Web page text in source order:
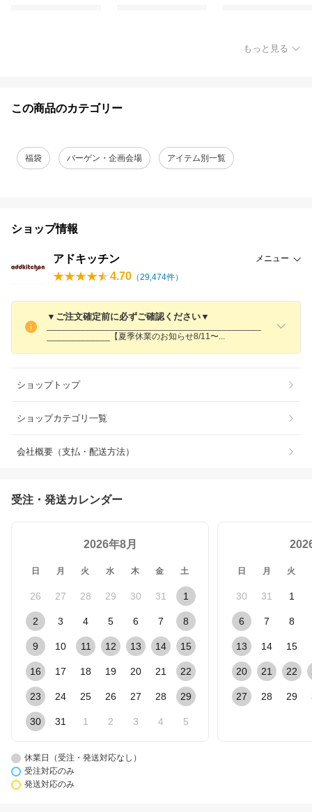
もっと見る
この商品のカテゴリー
福袋 バーゲン・企画会場 アイテム別一覧
ショップ情報
アドキッチン メニュー
4.70 （29,474件）
▼ご注文確定前に必ずご確認ください▼
_____________【夏季休業のお知らせ8/11〜
ショップトップ
ショップカテゴリ一覧
会社概要（支払・配送方法）
受注・発送カレンダー
2026年8月
日 月 火 水 木 金 土
26 27 28 29 30 31 1
2 3 4 5 6 7 8
9 10 11 12 13 14 15
16 17 18 19 20 21 22
23 24 25 26 27 28 29
30 31 1 2 3 4 5
日 月 火
30 31 1
6 7 8
13 14 15
20 21 22
27 28 29
休業日（受注・発送対応なし）
受注対応のみ
発送対応のみ